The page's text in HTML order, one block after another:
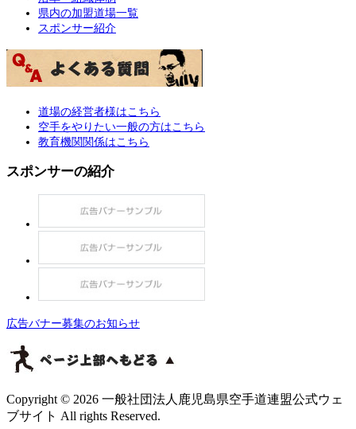
県内の加盟道場一覧
スポンサー紹介
道場の経営者様はこちら
空手をやりたい一般の方はこちら
教育機関関係はこちら
スポンサーの紹介
広告バナー募集のお知らせ
Copyright © 2026 一般社団法人鹿児島県空手道連盟公式ウェ
ブサイト All rights Reserved.